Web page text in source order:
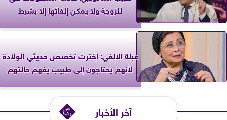
للزوجة ولا يمكن إلغائها إلا بشرط
عبلة الألفي: اخترت تخصص حديثي الولادة
لأنهم يحتاجون إلى طبيب يفهم حالتهم
آخر الأخبار